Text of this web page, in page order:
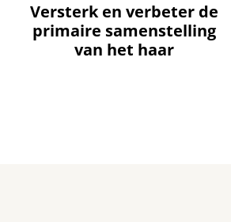
Versterk en verbeter de
primaire samenstelling
van het haar